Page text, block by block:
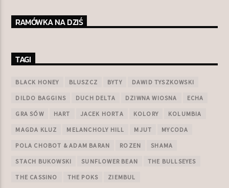
RAMÓWKA NA DZIŚ
TAGI
BLACK HONEY BLUSZCZ BYTY DAWID TYSZKOWSKI
DILDO BAGGINS DUCH DELTA DZIWNA WIOSNA ECHA
GRA SÓW HART JACEK HORTA KOLORY KOLUMBIA
MAGDA KLUZ MELANCHOLY HILL MJUT MYCODA
POLA CHOBOT & ADAM BARAN ROZEN SHAMA
STACH BUKOWSKI SUNFLOWER BEAN THE BULLSEYES
THE CASSINO THE POKS ZIEMBUL